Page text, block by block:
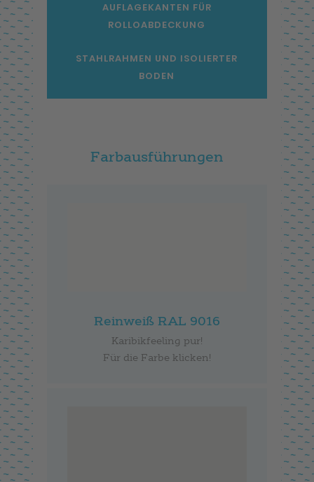
AUFLAGEKANTEN FÜR
ROLLOABDECKUNG
STAHLRAHMEN UND ISOLIERTER
BODEN
Farbausführungen
Reinweiß RAL 9016
Karibikfeeling pur!
Für die Farbe klicken!